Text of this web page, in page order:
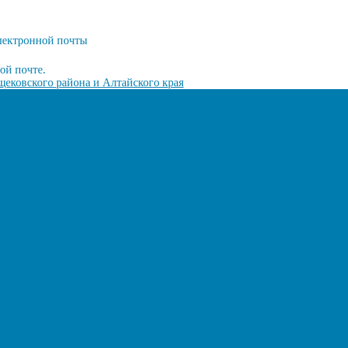
почты
почте.
района и Алтайского края